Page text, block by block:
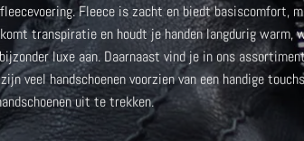
Fleece is zacht en biedt basiscomfort,
transpiratie en houdt je handen langdurig
luxe aan. Daarnaast vind je in ons
veelhandschoenen voorzien van een handige
uit te trekken.